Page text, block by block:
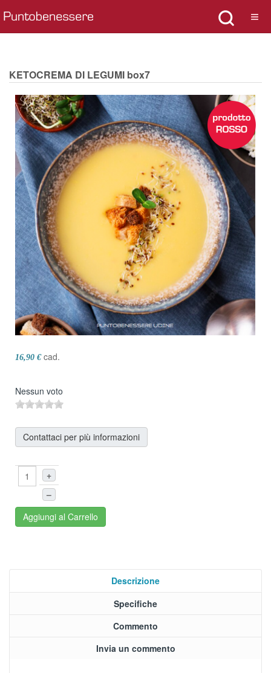
KETOCREMA DI LEGUMI box7
16,90 € cad.
Nessun voto
Contattaci per più informazioni
+
–
Aggiungi al Carrello
Descrizione
Specifiche
Commento
Invia un commento